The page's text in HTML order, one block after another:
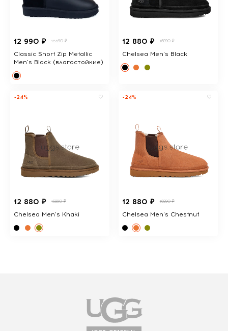
12 990 ₽ 15590 ₽
Classic Short Zip Metallic
Men's Black (влагостойкие)
12 880 ₽ 16890 ₽
Chelsea Men's Black
-24%
12 880 ₽ 16890 ₽
Chelsea Men's Khaki
-24%
12 880 ₽ 16890 ₽
Chelsea Men's Chestnut